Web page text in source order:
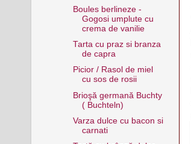
Boules berlineze -
Gogosi umplute cu
crema de vanilie
Tarta cu praz si branza
de capra
Picior / Rasol de miel
cu sos de rosii
Brioşă germană Buchty
( Buchteln)
Varza dulce cu bacon si
carnati